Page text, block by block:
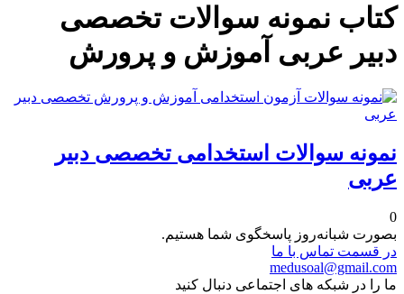
کتاب نمونه سوالات تخصصی
دبیر عربی آموزش و پرورش
نمونه سوالات استخدامی تخصصی دبیر
عربی
0
بصورت شبانه‌روز پاسخگوی شما هستیم.
در قسمت تماس با ما
medusoal@gmail.com
ما را در شبکه های اجتماعی دنبال کنید